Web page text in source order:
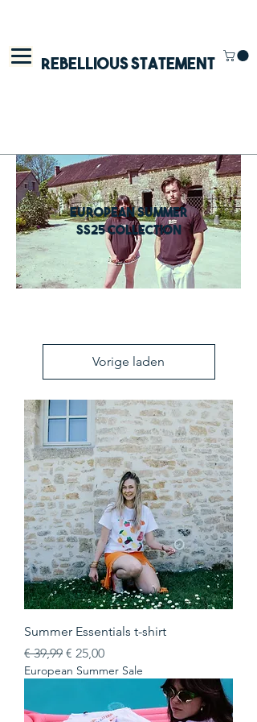
Rebellious Statement
european summer
ss25 collection
Vorige laden
Summer Essentials t-shirt
Normale prijs
€ 39,99 Verkoopprijs
€ 25,00
European Summer Sale